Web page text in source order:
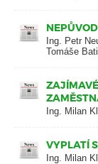
Ing. Petr
Tomáše
Ing. Milan
VYPLATÍ
Ing. Milan